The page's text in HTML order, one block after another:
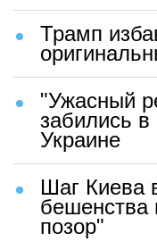
Трамп
"Ужасный
забились
Украине
Шаг Киева
бешенства
позор"